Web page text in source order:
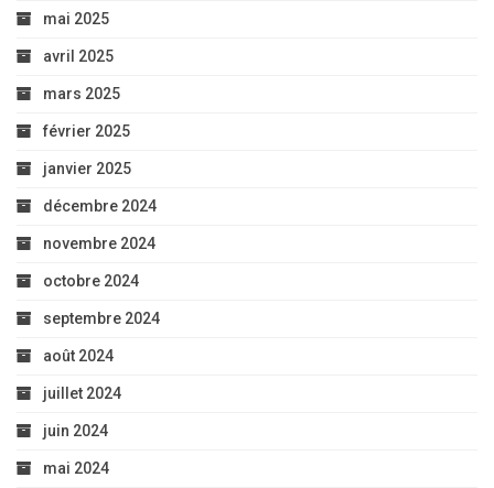
mai 2025
avril 2025
mars 2025
février 2025
janvier 2025
décembre 2024
novembre 2024
octobre 2024
septembre 2024
août 2024
juillet 2024
juin 2024
mai 2024